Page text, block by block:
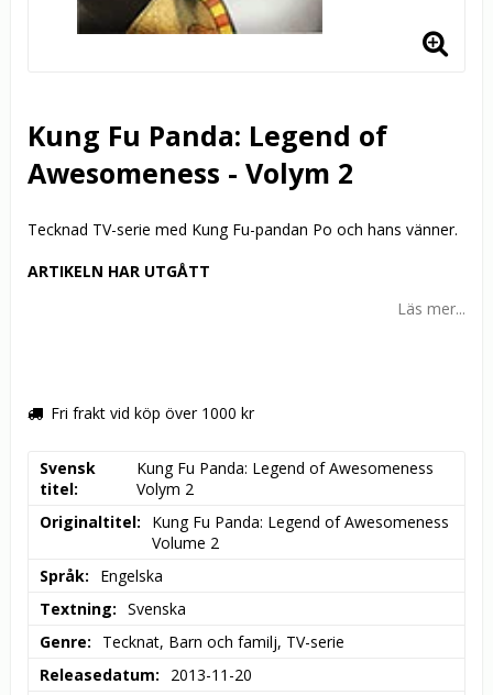
Kung Fu Panda: Legend of
Awesomeness - Volym 2
Tecknad TV-serie med Kung Fu-pandan Po och hans vänner.
ARTIKELN HAR UTGÅTT
Läs mer...
Fri frakt vid köp över 1000 kr
Svensk
titel
Kung Fu Panda: Legend of Awesomeness
Volym 2
Originaltitel
Kung Fu Panda: Legend of Awesomeness
Volume 2
Språk
Engelska
Textning
Svenska
Genre
Tecknat, Barn och familj, TV-serie
Releasedatum
2013-11-20